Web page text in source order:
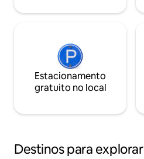
Estacionamento
gratuito no local
Destinos para explorar